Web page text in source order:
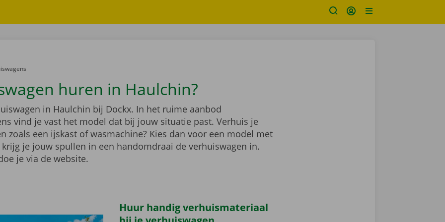
huren in Haulchin?
in Haulchin bij Dockx. In het ruime aanbod
vind je vast het model dat bij jouw situatie past. Verhuis je
zoals een ijskast of wasmachine? Kies dan voor een model met
krijg je jouw spullen in een handomdraai de verhuiswagen in.
je via de website.
Huur handig verhuismateriaal